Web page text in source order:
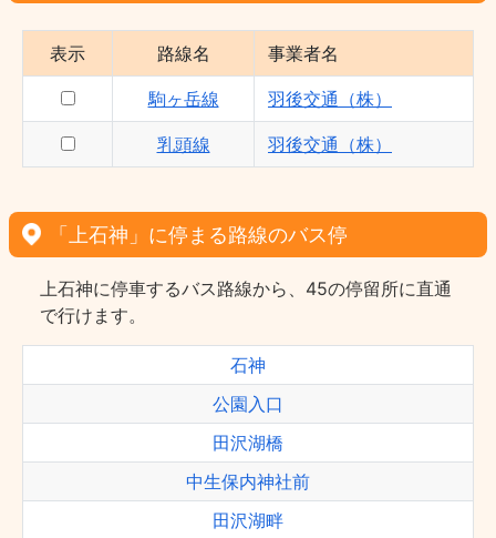
表示 路線名 事業者名
駒ヶ岳線 羽後交通（株）
乳頭線 羽後交通（株）
「上石神」に停まる路線のバス停
上石神に停車するバス路線から、45の停留所に直通
で行けます。
石神
公園入口
田沢湖橋
中生保内神社前
田沢湖畔